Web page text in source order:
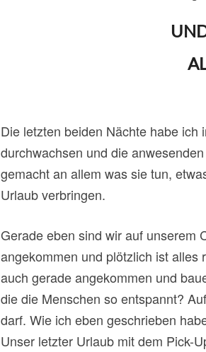
Die letzten beiden Nächte habe
durchwachsen und die
gemacht an allem was sie tun,
Urlaub verbringen.
Gerade eben sind wir auf unserem
angekommen und plötzlich ist alles
auch gerade angekommen und
die die Menschen so entspannt?
darf. Wie ich eben geschrieben
Unser letzter Urlaub mit dem Pick-